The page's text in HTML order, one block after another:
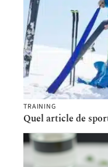
TRAINING
Quel article de